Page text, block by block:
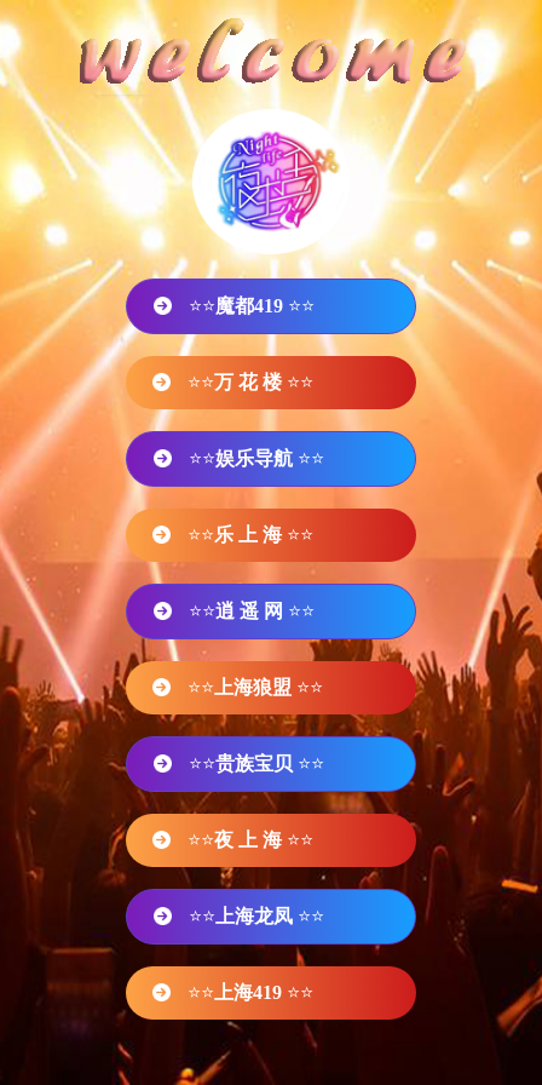
⭐⭐魔都419 ⭐⭐
⭐⭐万 花 楼 ⭐⭐
⭐⭐娱乐导航 ⭐⭐
⭐⭐乐 上 海 ⭐⭐
⭐⭐逍 遥 网 ⭐⭐
⭐⭐ 上海狼盟 ⭐⭐
⭐⭐贵族宝贝 ⭐⭐
⭐⭐夜 上 海 ⭐⭐
⭐⭐ 上海龙凤 ⭐⭐
⭐⭐ 上海419 ⭐⭐